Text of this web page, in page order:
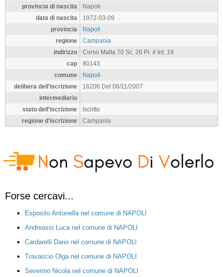
provincia di nascita
Napoli
data di nascita
1972-03-09
provincia
Napoli
regione
Campania
indirizzo
Corso Malta 70 Sc. 26 Pi. 4 Int. 19
cap
80143
comune
Napoli
delibera dell'iscrizione
16206 Del 06/11/2007
intermediario
stato dell'iscrizione
Iscritto
regione d'iscrizione
Campania
Forse cercavi...
Esposito Antonella nel comune di NAPOLI
Andreassi Luca nel comune di NAPOLI
Cardarelli Dario nel comune di NAPOLI
Travascio Olga nel comune di NAPOLI
Severino Nicola nel comune di NAPOLI